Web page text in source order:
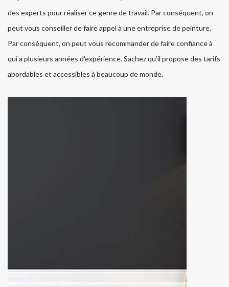
des experts pour réaliser ce genre de travail. Par conséquent, on
peut vous conseiller de faire appel à une entreprise de peinture.
Par conséquent, on peut vous recommander de faire confiance à
qui a plusieurs années d'expérience. Sachez qu'il propose des tarifs
abordables et accessibles à beaucoup de monde.